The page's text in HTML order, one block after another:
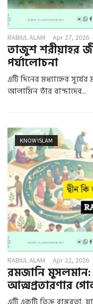
RABIUL ALAM Apr 27, 2026
তাজুশ শরীয়াহর
পর্যালোচনা
এটি দিনের মধ্যাহ্নের
আলামিন তাঁর বান্দাদের...
KNOW ISLAM
RABIUL ALAM Apr 22, 2026
রমজানি
আত্মপ্রতারণার